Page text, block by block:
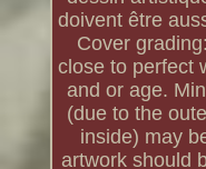
doivent être
Cover
close to perfect
and or age.
(due to the
inside) may
artwork should